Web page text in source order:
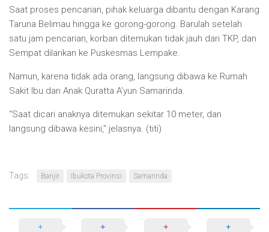
Saat proses pencarian, pihak keluarga dibantu dengan Karang
Taruna Belimau hingga ke gorong-gorong. Barulah setelah
satu jam pencarian, korban ditemukan tidak jauh dari TKP, dan
Sempat dilarikan ke Puskesmas Lempake.
Namun, karena tidak ada orang, langsung dibawa ke Rumah
Sakit Ibu dan Anak Quratta A’yun Samarinda.
“Saat dicari anaknya ditemukan sekitar 10 meter, dan
langsung dibawa kesini,” jelasnya. (titi)
Tags: Banjir Ibukota Provinsi Samarinda